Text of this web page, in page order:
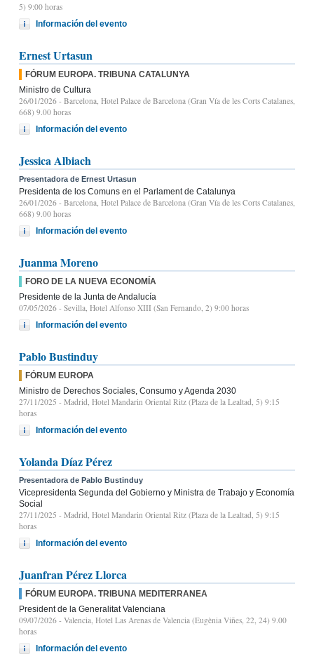
5) 9:00 horas
Información del evento
Ernest Urtasun
FÓRUM EUROPA. TRIBUNA CATALUNYA
Ministro de Cultura
26/01/2026 - Barcelona, Hotel Palace de Barcelona (Gran Vía de les Corts Catalanes,
668) 9.00 horas
Información del evento
Jessica Albiach
Presentadora de Ernest Urtasun
Presidenta de los Comuns en el Parlament de Catalunya
26/01/2026 - Barcelona, Hotel Palace de Barcelona (Gran Vía de les Corts Catalanes,
668) 9.00 horas
Información del evento
Juanma Moreno
FORO DE LA NUEVA ECONOMÍA
Presidente de la Junta de Andalucía
07/05/2026 - Sevilla, Hotel Alfonso XIII (San Fernando, 2) 9:00 horas
Información del evento
Pablo Bustinduy
FÓRUM EUROPA
Ministro de Derechos Sociales, Consumo y Agenda 2030
27/11/2025 - Madrid, Hotel Mandarin Oriental Ritz (Plaza de la Lealtad, 5) 9:15
horas
Información del evento
Yolanda Díaz Pérez
Presentadora de Pablo Bustinduy
Vicepresidenta Segunda del Gobierno y Ministra de Trabajo y Economía
Social
27/11/2025 - Madrid, Hotel Mandarin Oriental Ritz (Plaza de la Lealtad, 5) 9:15
horas
Información del evento
Juanfran Pérez Llorca
FÓRUM EUROPA. TRIBUNA MEDITERRANEA
President de la Generalitat Valenciana
09/07/2026 - Valencia, Hotel Las Arenas de Valencia (Eugènia Viñes, 22, 24) 9.00
horas
Información del evento